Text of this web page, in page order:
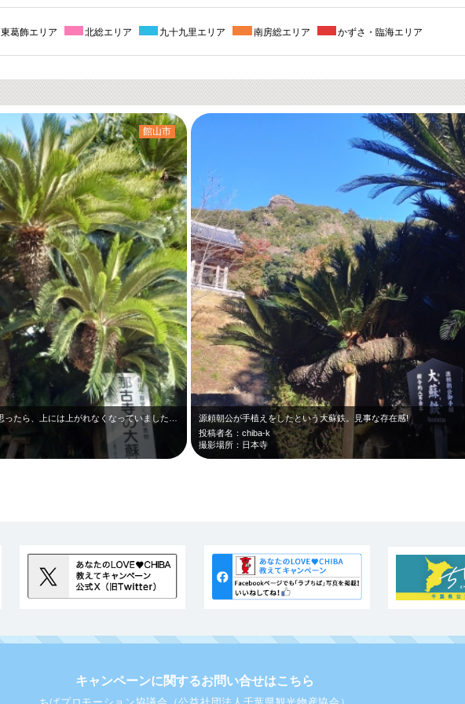
東葛飾エリア 北総エリア 九十九里エリア 南房総エリア かずさ・臨海エリア
館山市
源頼朝公が手植えをしたという大蘇鉄。見事な存在感!
投稿者名：chiba-k
撮影場所：日本寺
キャンペーンに関するお問い合せはこちら